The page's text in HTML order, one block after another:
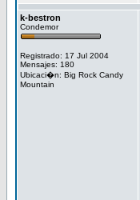
k-bestron
Condemor
Registrado: 17 Jul 2004
Mensajes: 180
Ubicaci�n: Big Rock Candy
Mountain